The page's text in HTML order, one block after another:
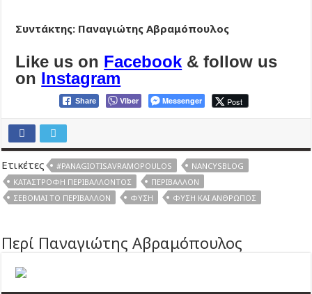
Συντάκτης: Παναγιώτης Αβραμόπουλος
Like us on Facebook & follow us
on Instagram
Share Viber Messenger Post
Ετικέτες #PANAGIOTISAVRAMOPOULOS
NANCYSBLOG
ΚΑΤΑΣΤΡΟΦΉ ΠΕΡΙΒΆΛΛΟΝΤΟΣ
ΠΕΡΙΒΆΛΛΟΝ
ΣΈΒΟΜΑΙ ΤΟ ΠΕΡΙΒΆΛΛΟΝ
ΦΎΣΗ ΦΎΣΗ ΚΑΙ ΆΝΘΡΩΠΟΣ
Περί Παναγιώτης Αβραμόπουλος